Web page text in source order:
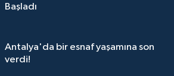
Başladı
Antalya'da bir esnaf yaşamına son
verdi!